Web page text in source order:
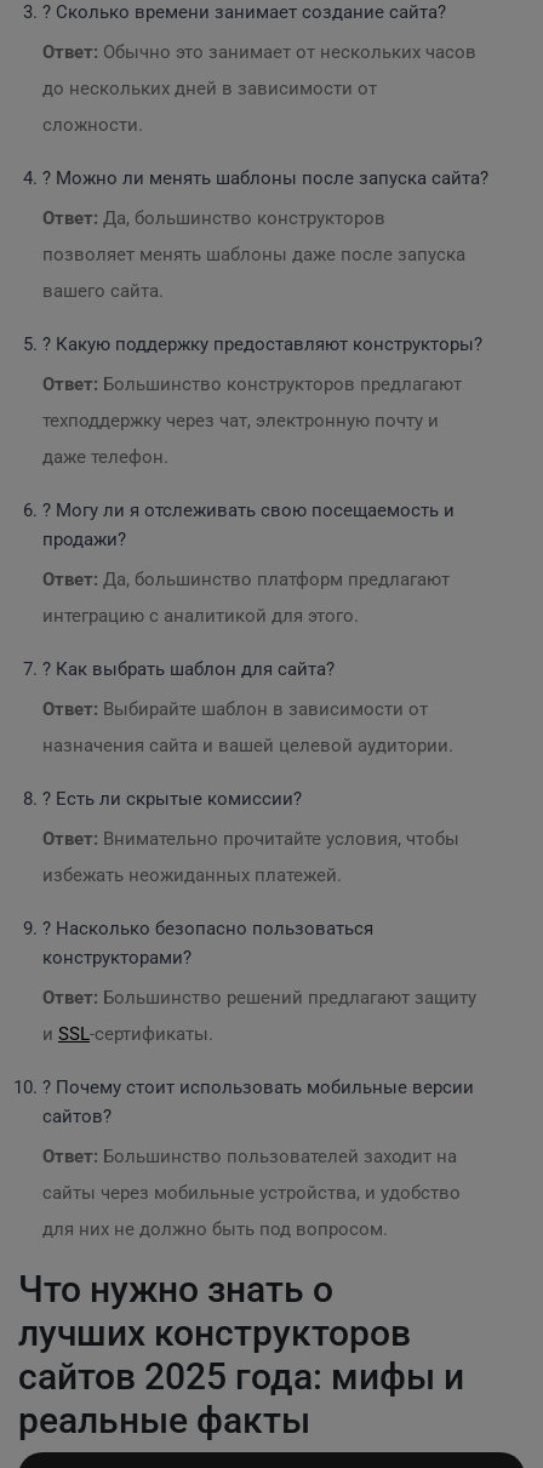
? Сколько времени занимает создание сайта?
Ответ: Обычно это занимает от нескольких часов
до нескольких дней в зависимости от
сложности.
? Можно ли менять шаблоны после запуска сайта?
Ответ: Да, большинство конструкторов
позволяет менять шаблоны даже после запуска
вашего сайта.
? Какую поддержку предоставляют конструкторы?
Ответ: Большинство конструкторов предлагают
техподдержку через чат, электронную почту и
даже телефон.
? Могу ли я отслеживать свою посещаемость и
продажи?
Ответ: Да, большинство платформ предлагают
интеграцию с аналитикой для этого.
? Как выбрать шаблон для сайта?
Ответ: Выбирайте шаблон в зависимости от
назначения сайта и вашей целевой аудитории.
? Есть ли скрытые комиссии?
Ответ: Внимательно прочитайте условия, чтобы
избежать неожиданных платежей.
? Насколько безопасно пользоваться
конструкторами?
Ответ: Большинство решений предлагают защиту
и SSL-сертификаты.
? Почему стоит использовать мобильные версии
сайтов?
Ответ: Большинство пользователей заходит на
сайты через мобильные устройства, и удобство
для них не должно быть под вопросом.
Что нужно знать о
лучших конструкторов
сайтов 2025 года: мифы и
реальные факты